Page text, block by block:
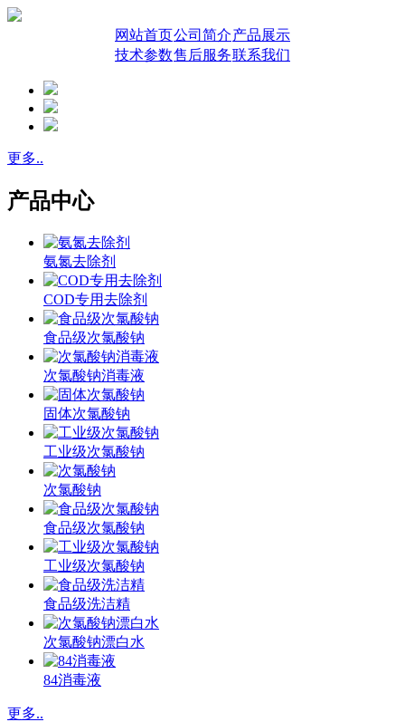
网站首页公司简介产品展示
技术参数售后服务联系我们
更多..
产品中心
氨氮去除剂
COD专用去除剂
食品级次氯酸钠
次氯酸钠消毒液
固体次氯酸钠
工业级次氯酸钠
次氯酸钠
食品级次氯酸钠
工业级次氯酸钠
食品级洗洁精
次氯酸钠漂白水
84消毒液
更多..